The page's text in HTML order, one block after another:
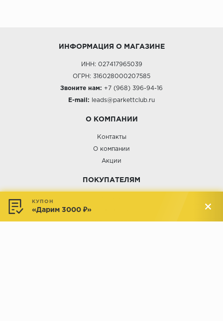
ИНФОРМАЦИЯ О МАГАЗИНЕ
ИНН: 027417965039
ОГРН: 316028000207585
Звоните нам: +7 (968) 396-94-16
E-mail: leads@parkettclub.ru
О КОМПАНИИ
Контакты
О компании
Акции
ПОКУПАТЕЛЯМ
Доставка и оплата
Обмен и возврат
КУПОН
«Дарим 3000 ₽»